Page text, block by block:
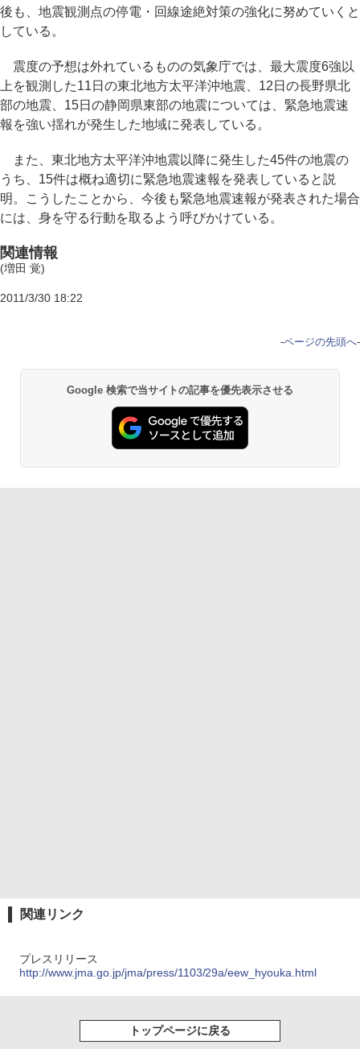
後も、地震観測点の停電・回線途絶対策の強化に努めていくと
している。
震度の予想は外れているものの気象庁では、最大震度6強以
上を観測した11日の東北地方太平洋沖地震、12日の長野県北
部の地震、15日の静岡県東部の地震については、緊急地震速
報を強い揺れが発生した地域に発表している。
また、東北地方太平洋沖地震以降に発生した45件の地震の
うち、15件は概ね適切に緊急地震速報を発表していると説
明。こうしたことから、今後も緊急地震速報が発表された場合
には、身を守る行動を取るよう呼びかけている。
関連情報
(増田 覚)
2011/3/30 18:22
-ページの先頭へ-
Google 検索で当サイトの記事を優先表示させる
関連リンク
プレスリリース
http://www.jma.go.jp/jma/press/1103/29a/eew_hyouka.html
トップページに戻る